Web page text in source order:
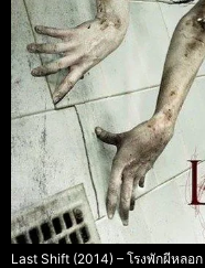
Last Shift (2014) – โรงพักผีหลอ